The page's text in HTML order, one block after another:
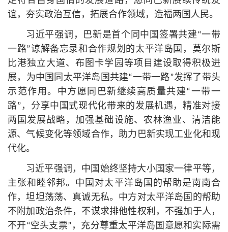
谊，夯实政治互信，拓展合作领域，造福两国人民。
习近平强调，巴新是首个同中国签署共建“一带
一路”谅解备忘录和合作规划的太平洋岛国，莫尔斯
比港独立大道、布图卡学园等项目建设取得积极进
展，为中国同太平洋岛国共建“一带一路”发挥了带头
示范作用。中方愿同巴新继续高质量共建“一带一
路”，分享中国式现代化带来的发展机遇，精准对接
两国发展战略，加强基础设施、农林渔业、清洁能
源、气候变化等领域合作，助力巴新实现工业化和现
代化。
习近平强调，中国始终坚持大小国家一律平等，
主张和睦邻邦。中国对太平洋岛国的帮助是南南合
作，坦坦荡荡、真诚无私。中方对太平洋岛国的帮助
不附加政治条件，不谋求排他性权利，不强加于人，
不开“空头支票”，充分尊重太平洋岛国意愿和实际需